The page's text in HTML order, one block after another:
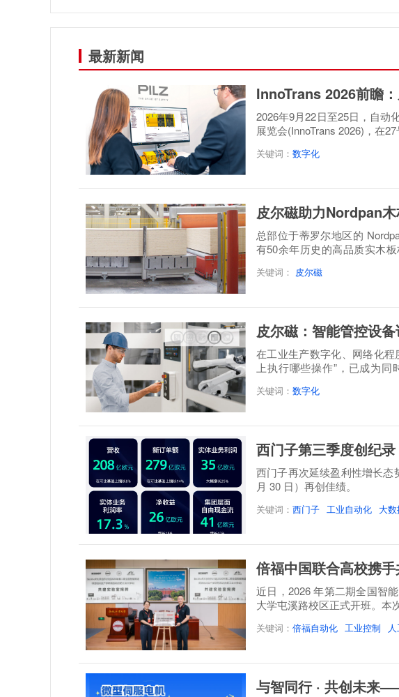
最新新闻
InnoTrans 2026前瞻
2026年9月22日至25日，自动
展览会(InnoTrans 2026)，在
关键词： 数字化
皮尔磁助力Nordpan
总部位于蒂罗尔地区的
有50余年历史的高品质实木
关键词： 皮尔磁
皮尔磁：智能管控设
在工业生产数字化、网络化
上执行哪些操作”，已成为同
关键词： 数字化
西门子第三季度创纪
西门子再次延续盈利性增长态
月 30 日）再创佳绩。
关键词： 西门子 工业自动化 大
倍福中国联合高校携
近日，2026 年第二期全国智
大学屯溪路校区正式开班。本
关键词： 倍福自动化 工业控制
与智同行 · 共创未来